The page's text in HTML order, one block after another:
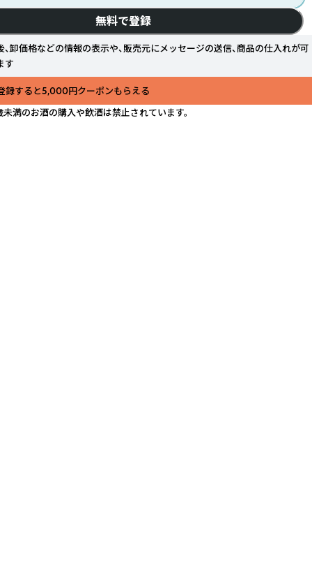
無料で登録
、卸価格などの情報の表示や、販売元にメッセージの送信、商品の仕入れが可
す
登録すると5,000円クーポンもらえる
満のお酒の購入や飲酒は禁止されています。